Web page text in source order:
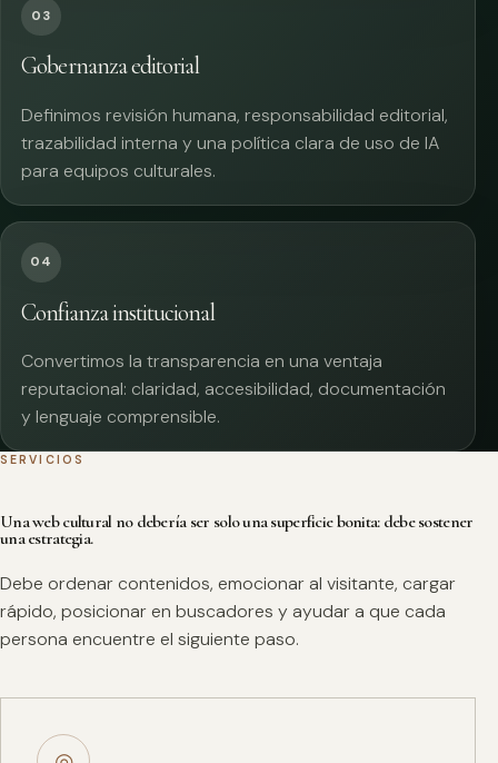
03
Gobernanza editorial
Definimos revisión humana, responsabilidad editorial,
trazabilidad interna y una política clara de uso de IA
para equipos culturales.
04
Confianza institucional
Convertimos la transparencia en una ventaja
reputacional: claridad, accesibilidad, documentación
y lenguaje comprensible.
SERVICIOS
Una web cultural no debería ser solo una superficie bonita: debe sostener
una estrategia.
Debe ordenar contenidos, emocionar al visitante, cargar
rápido, posicionar en buscadores y ayudar a que cada
persona encuentre el siguiente paso.